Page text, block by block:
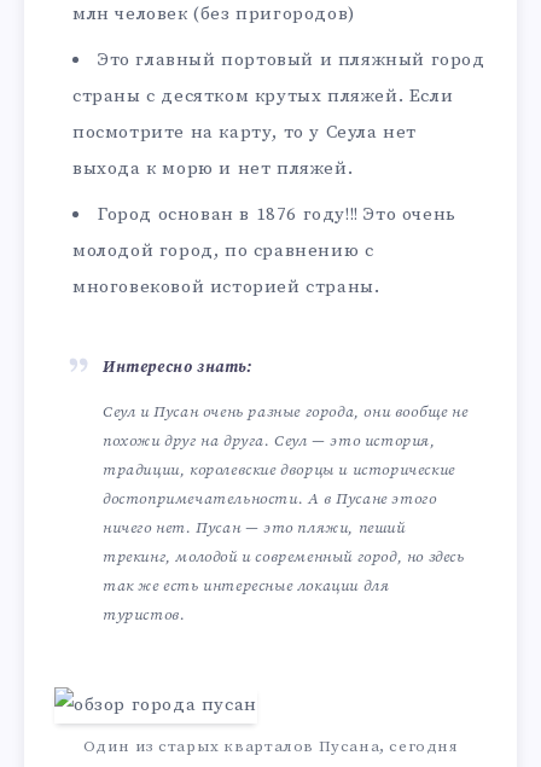
млн человек (без пригородов)
Это главный портовый и пляжный город
страны с десятком крутых пляжей. Если
посмотрите на карту, то у Сеула нет
выхода к морю и нет пляжей.
Город основан в 1876 году!!! Это очень
молодой город, по сравнению с
многовековой историей страны.
Интересно знать:
Сеул и Пусан очень разные города, они вообще не
похожи друг на друга. Сеул — это история,
традиции, королевские дворцы и исторические
достопримечательности. А в Пусане этого
ничего нет. Пусан — это пляжи, пеший
трекинг, молодой и современный город, но здесь
так же есть интересные локации для
туристов.
Один из старых кварталов Пусана, сегодня